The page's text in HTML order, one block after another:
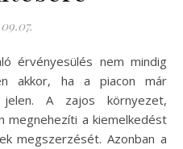
akkor, ha a piacon már
A zajos környezet,
megnehezíti a kiemelkedést
megszerzését. Azonban a